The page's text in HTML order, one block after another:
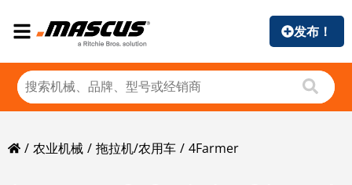
发布！
农业机械 拖拉机/农用车 4Farmer